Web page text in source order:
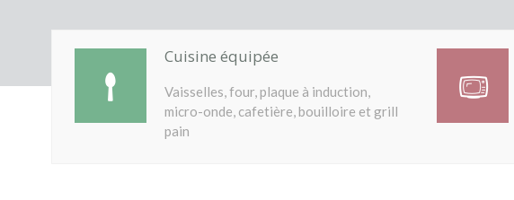
Cuisine équipée
Vaisselles, four, plaque à induction,
micro-onde, cafetière, bouilloire et grill
pain